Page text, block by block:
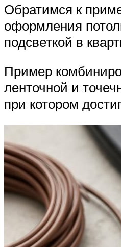
Обратимся к
оформления
подсветкой в
Пример
ленточной и
при котором